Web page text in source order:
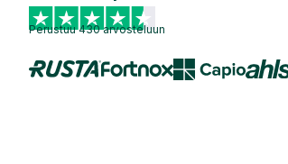
Perustuu 430 arvosteluun